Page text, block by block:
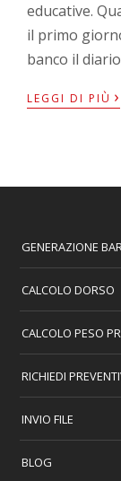
educative.
il primo
banco il
LEGGI DI PIÙ ›
GENERAZIONE
CALCOLO DORSO
CALCOLO PESO
RICHIEDI
INVIO FILE
BLOG